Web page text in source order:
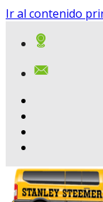
Ir al contenido